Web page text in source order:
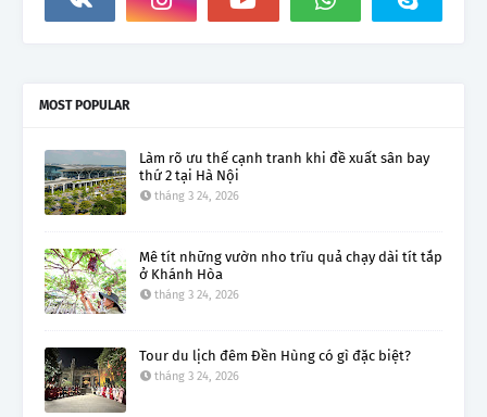
MOST POPULAR
Làm rõ ưu thế cạnh tranh khi đề xuất sân bay
thứ 2 tại Hà Nội
tháng 3 24, 2026
Mê tít những vườn nho trĩu quả chạy dài tít tắp
ở Khánh Hòa
tháng 3 24, 2026
Tour du lịch đêm Đền Hùng có gì đặc biệt?
tháng 3 24, 2026